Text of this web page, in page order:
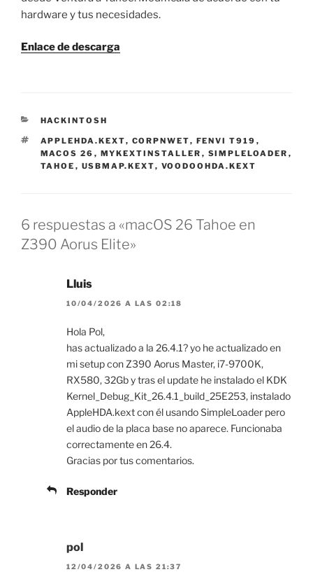
hardware y tus necesidades.
Enlace dedescarga
CATEGORÍAS
HACKINTOSH
ETIQUETAS
APPLEHDA.KEXT, CORPNWET, FENVI T919 ,
MACOS 26 , MYKEXTINSTALLER , SIMPLELOADER ,
TAHOE , USBMAP.KEXT, VOODOOHDA.KEXT
6 respuestas a «macOS 26 Tahoe en
Z390 Aorus Elite»
Lluis
10/04/2026 A LAS 02:18
Hola Pol,
has actualizado a la 26.4.1? yo he actualizado en
mi setup con Z390 Aorus Master, i7-9700K,
RX580, 32Gb y tras el update he instalado el KDK
Kernel_Debug_Kit_26.4.1_build_25E253, instalado
AppleHDA.kext con él usando SimpleLoader pero
el audio de la placa base no aparece. Funcionaba
correctamente en 26.4.
Gracias por tus comentarios.
Responder
pol
12/04/2026 A LAS 21:37